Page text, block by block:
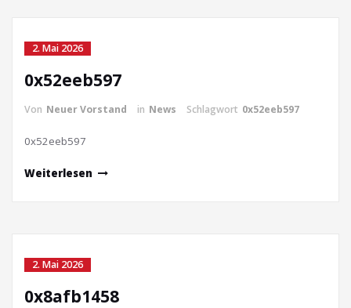
2. Mai 2026
0x52eeb597
Von Neuer Vorstand in News Schlagwort 0x52eeb597
0x52eeb597
Weiterlesen
2. Mai 2026
0x8afb1458